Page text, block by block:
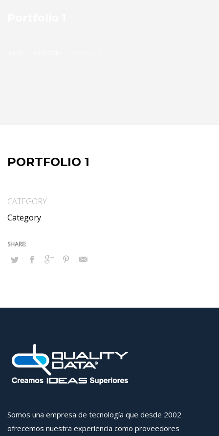
PORTFOLIO 1
CATEGORY
Category
Somos una empresa de tecnología que desde 2002
ofrecemos nuestra experiencia como proveedores